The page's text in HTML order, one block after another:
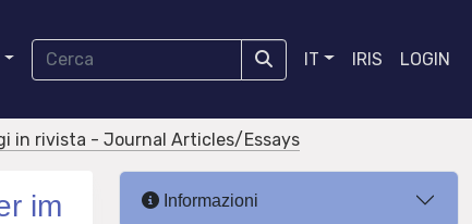
IT IRIS LOGIN
in rivista - Journal Articles/Essays
im
Informazioni